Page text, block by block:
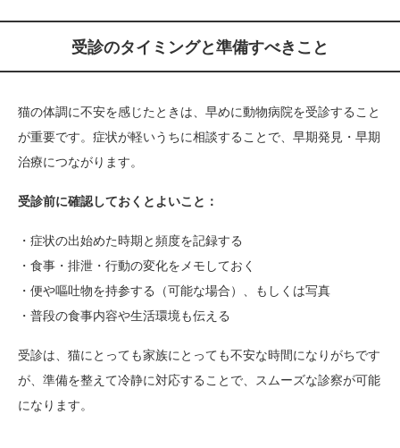
受診のタイミングと準備すべきこと
猫の体調に不安を感じたときは、早めに動物病院を受診すること
が重要です。症状が軽いうちに相談することで、早期発見・早期
治療につながります。
受診前に確認しておくとよいこと：
・症状の出始めた時期と頻度を記録する
・食事・排泄・行動の変化をメモしておく
・便や嘔吐物を持参する（可能な場合）、もしくは写真
・普段の食事内容や生活環境も伝える
受診は、猫にとっても家族にとっても不安な時間になりがちです
が、準備を整えて冷静に対応することで、スムーズな診察が可能
になります。